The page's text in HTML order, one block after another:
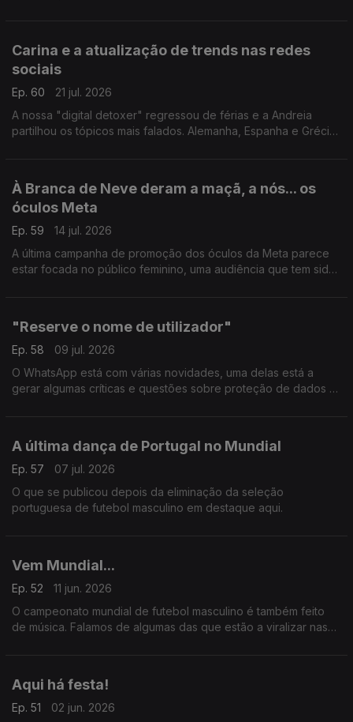
Carina e a atualização de trends nas redes
sociais
Ep. 60
21 jul. 2026
A nossa "digital detoxer" regressou de férias e a Andreia
partilhou os tópicos mais falados. Alemanha, Espanha e Grécia
À Branca de Neve deram a maçã, a nós... os
óculos Meta
Ep. 59
14 jul. 2026
A última campanha de promoção dos óculos da Meta parece
estar focada no público feminino, uma audiência que tem sido
"Reserve o nome de utilizador"
Ep. 58
09 jul. 2026
O WhatsApp está com várias novidades, uma delas está a
gerar algumas críticas e questões sobre proteção de dados e
A última dança de Portugal no Mundial
Ep. 57
07 jul. 2026
O que se publicou depois da eliminação da seleção
portuguesa de futebol masculino em destaque aqui.
Vem Mundial...
Ep. 52
11 jun. 2026
O campeonato mundial de futebol masculino é também feito
de música. Falamos de algumas das que estão a viralizar nas
Aqui há festa!
Ep. 51
02 jun. 2026